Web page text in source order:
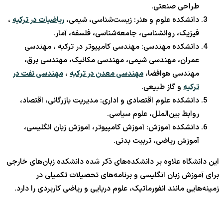
طراحی صنعتی.
دانشکده علوم و هنر: زیست‌شناسی، شیمی، ریاضیات در ترکیه ،
فیزیک، روانشناسی، جامعه‌شناسی، فلسفه، آمار.
دانشکده مهندسی: مهندسی کامپیوتر در ترکیه ، مهندسی
عمران، مهندسی شیمی، مهندسی مکانیک، مهندسی برق،
مهندسی هوافضا، مهندسی معدن در ترکیه ، مهندسی نفت در
ترکیه و گاز طبیعی.
دانشکده علوم اقتصادی و اداری: مدیریت بازرگانی، اقتصاد،
روابط بین‌الملل، علوم سیاسی.
دانشکده آموزش: آموزش کامپیوتر، آموزش زبان انگلیسی،
آموزش ریاضی، تربیت بدنی.
این دانشگاه علاوه بر دانشکده‌های ذکر شده دانشکده زبان‌های خارجی
برای آموزش زبان انگلیسی و برنامه‌های تحصیلات تکمیلی در
زمینه‌هایی مانند انفورماتیک، علوم دریایی و ریاضی کاربردی را دارد.